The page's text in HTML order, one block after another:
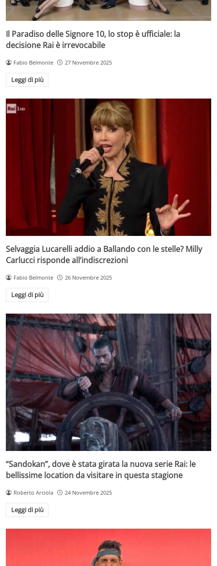
Il Paradiso delle Signore 10, lo stop è ufficiale: la
decisione Rai è irrevocabile
Fabio Belmonte 27 Novembre 2025
Leggi di più
Selvaggia Lucarelli addio a Ballando con le stelle? Milly
Carlucci risponde all’indiscrezioni
Fabio Belmonte 26 Novembre 2025
Leggi di più
“Sandokan”, dove è stata girata la nuova serie Rai: le
bellissime location da visitare in questa stagione
Roberto Arciola 24 Novembre 2025
Leggi di più